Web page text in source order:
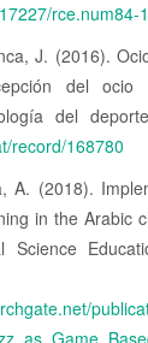
rce.num84-
J. (2016).
del ocio
del
record/168780
A. (2018).
in the Arabic
Science